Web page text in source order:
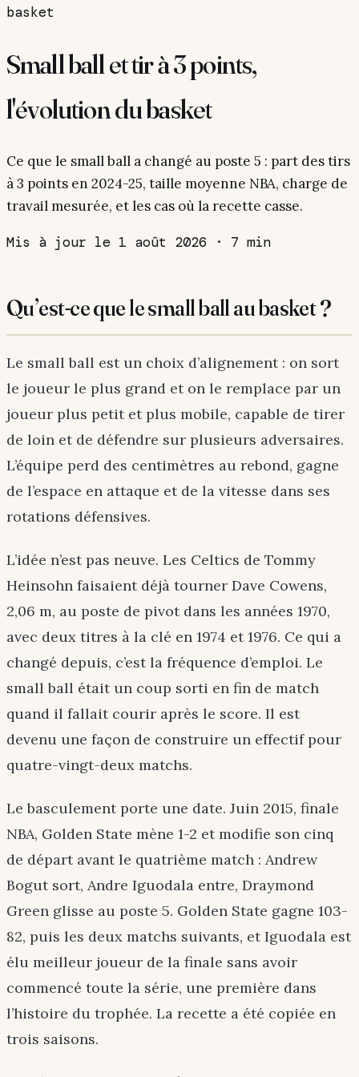
basket
Small ball et tir à 3 points,
l'évolution du basket
Ce que le small ball a changé au poste 5 : part des tirs
à 3 points en 2024-25, taille moyenne NBA, charge de
travail mesurée, et les cas où la recette casse.
Mis à jour le 1 août 2026 · 7 min
Qu’est-ce que le small ball au basket ?
Le small ball est un choix d’alignement : on sort
le joueur le plus grand et on le remplace par un
joueur plus petit et plus mobile, capable de tirer
de loin et de défendre sur plusieurs adversaires.
L’équipe perd des centimètres au rebond, gagne
de l’espace en attaque et de la vitesse dans ses
rotations défensives.
L’idée n’est pas neuve. Les Celtics de Tommy
Heinsohn faisaient déjà tourner Dave Cowens,
2,06 m, au poste de pivot dans les années 1970,
avec deux titres à la clé en 1974 et 1976. Ce qui a
changé depuis, c’est la fréquence d’emploi. Le
small ball était un coup sorti en fin de match
quand il fallait courir après le score. Il est
devenu une façon de construire un effectif pour
quatre-vingt-deux matchs.
Le basculement porte une date. Juin 2015, finale
NBA, Golden State mène 1-2 et modifie son cinq
de départ avant le quatrième match : Andrew
Bogut sort, Andre Iguodala entre, Draymond
Green glisse au poste 5. Golden State gagne 103-
82, puis les deux matchs suivants, et Iguodala est
élu meilleur joueur de la finale sans avoir
commencé toute la série, une première dans
l’histoire du trophée. La recette a été copiée en
trois saisons.